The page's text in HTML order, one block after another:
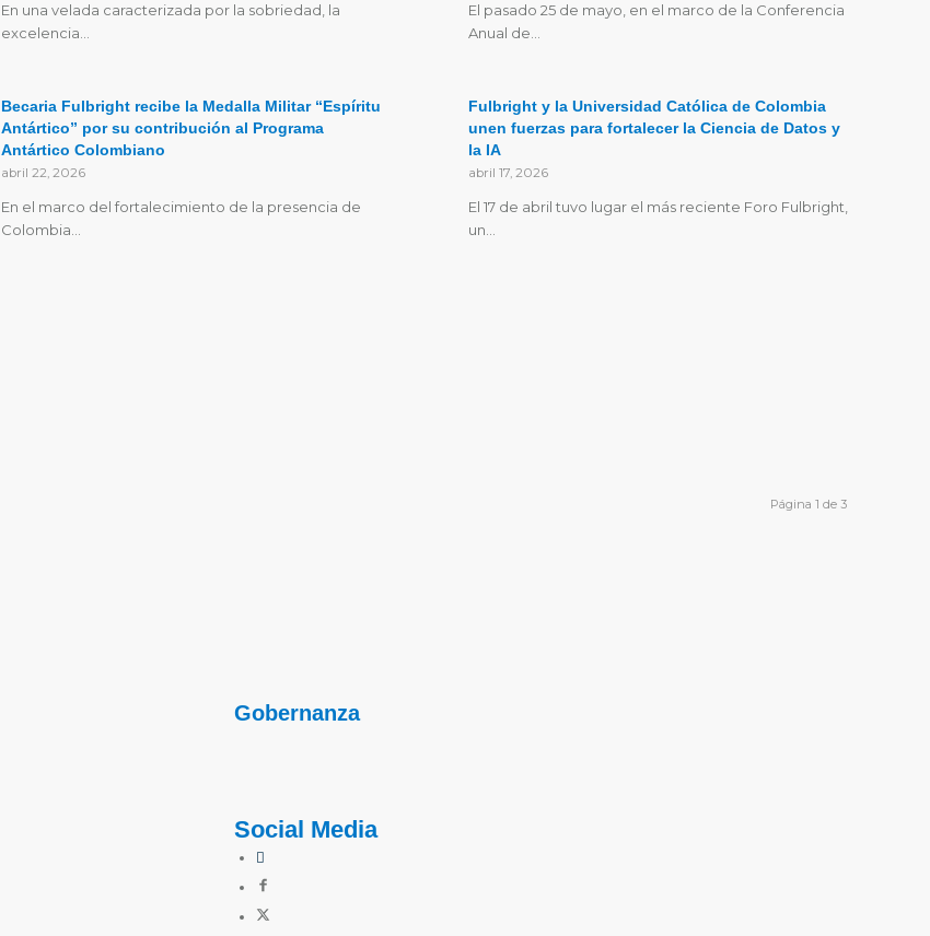
En una velada caracterizada por la sobriedad, la
excelencia…
El pasado 25 de mayo, en el marco de la Conferencia
Anual de…
Becaria Fulbright recibe la Medalla Militar “Espíritu
Antártico” por su contribución al Programa
Antártico Colombiano
abril 22, 2026
En el marco del fortalecimiento de la presencia de
Colombia…
Fulbright y la Universidad Católica de Colombia
unen fuerzas para fortalecer la Ciencia de Datos y
la IA
abril 17, 2026
El 17 de abril tuvo lugar el más reciente Foro Fulbright,
un…
Página 1 de 3
Gobernanza
Social Media